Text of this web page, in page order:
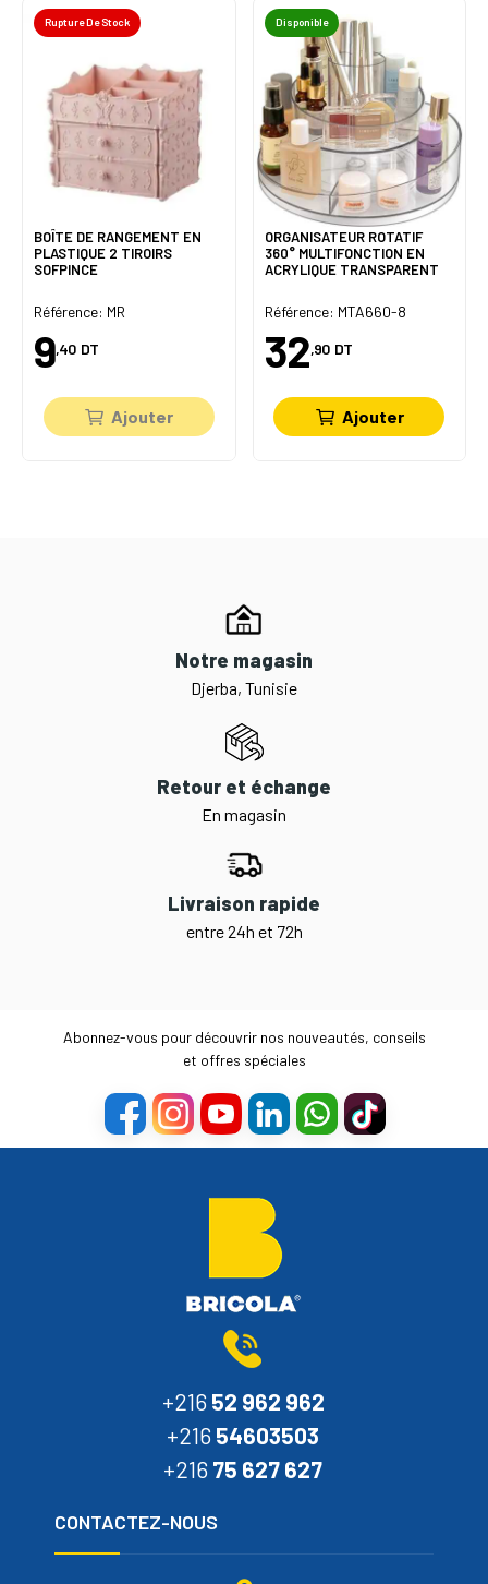
Rupture De Stock
BOÎTE DE RANGEMENT EN
PLASTIQUE 2 TIROIRS
SOFPINCE
Référence: MR
9,40 DT
Ajouter
Disponible
ORGANISATEUR ROTATIF
360° MULTIFONCTION EN
ACRYLIQUE TRANSPARENT
Référence: MTA660-8
32,90 DT
Ajouter
Notre magasin
Djerba, Tunisie
Retour et échange
En magasin
Livraison rapide
entre 24h et 72h
Abonnez-vous pour découvrir nos nouveautés, conseils
et offres spéciales
+216 52 962 962
+216 54603503
+216 75 627 627
CONTACTEZ-NOUS